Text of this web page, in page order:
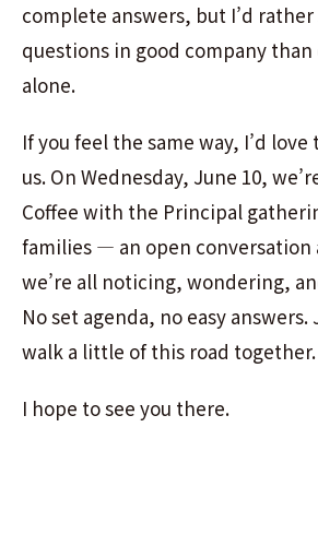
complete answers, but I’d
questions in good company
alone.
If you feel the same way, I’d love
us. On Wednesday, June 10,
Coffee with the Principal
families — an open conversation
we’re all noticing, wondering,
No set agenda, no easy
walk a little of this road together.
I hope to see you there.